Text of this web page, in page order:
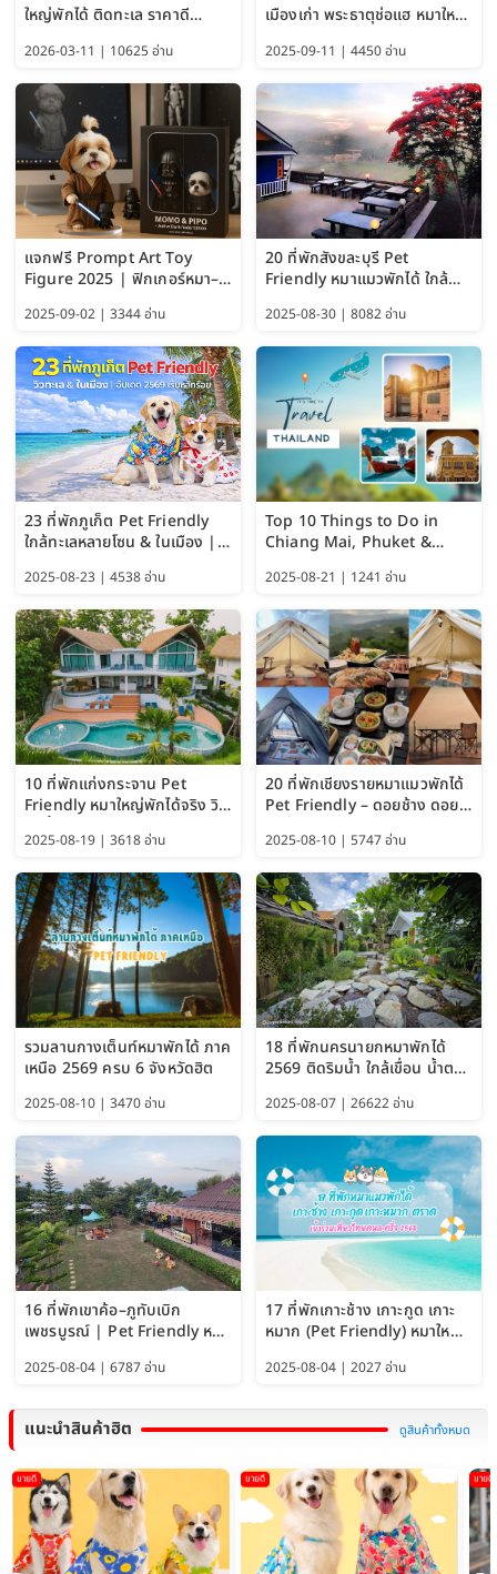
ใหญ่พักได้ ติดทะเล ราคาดี
2026-03-11 | 10625 อ่าน
เมืองเก่า พระธาตุช่อแฮ หมาใหญ่
2025-09-11 | 4450 อ่าน
แจกฟรี Prompt Art Toy
Figure 2025 | ฟิกเกอร์หมา–
ChatGPT และ Gemini
2025-09-02 | 3344 อ่าน
20 ที่พักสังขละบุรี Pet
Friendly หมาแมวพักได้ ใกล้
2025-08-30 | 8082 อ่าน
23 ที่พักภูเก็ต Pet Friendly
ใกล้ทะเลหลายโซน & ในเมือง |
2025-08-23 | 4538 อ่าน
Top 10 Things to Do in
Chiang Mai, Phuket &
Guide 2025)
2025-08-21 | 1241 อ่าน
10 ที่พักแก่งกระจาน Pet
Friendly หมาใหญ่พักได้จริง วิว
2025-08-19 | 3618 อ่าน
20 ที่พักเชียงรายหมาแมวพักได้
Pet Friendly – ดอยช้าง ดอย
2025-08-10 | 5747 อ่าน
รวมลานกางเต็นท์หมาพักได้ ภาค
เหนือ 2569 ครบ 6 จังหวัดฮิต
2025-08-10 | 3470 อ่าน
18 ที่พักนครนายกหมาพักได้
2569 ติดริมน้ำ ใกล้เขื่อน น้ำตก
ได้
2025-08-07 | 26622 อ่าน
16 ที่พักเขาค้อ–ภูทับเบิก
เพชรบูรณ์ | Pet Friendly หมา
2025-08-04 | 6787 อ่าน
17 ที่พักเกาะช้าง เกาะกูด เกาะ
หมาก (Pet Friendly) หมาใหญ่
2025-08-04 | 2027 อ่าน
แนะนำสินค้าฮิต ดูสินค้าทั้งหมด
ขายดี ขายดี ขายดี